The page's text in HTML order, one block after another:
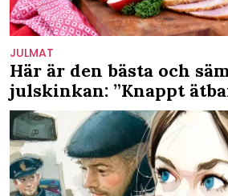
JULMAT
Här är den bästa och
julskinkan: ”Knappt